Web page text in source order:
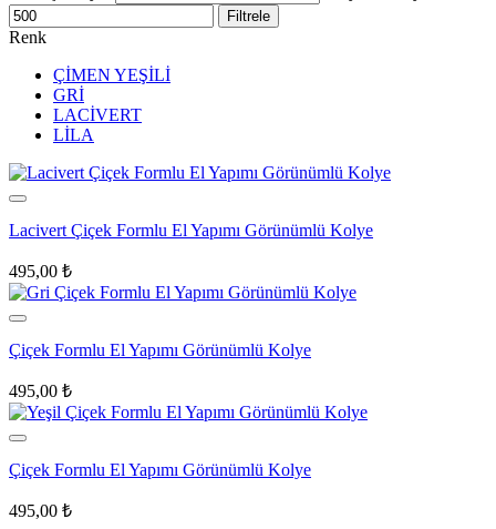
Filtrele
Renk
ÇİMEN YEŞİLİ
GRİ
LACİVERT
LİLA
Lacivert Çiçek Formlu El Yapımı Görünümlü Kolye
495,00 ₺
Çiçek Formlu El Yapımı Görünümlü Kolye
495,00 ₺
Çiçek Formlu El Yapımı Görünümlü Kolye
495,00 ₺